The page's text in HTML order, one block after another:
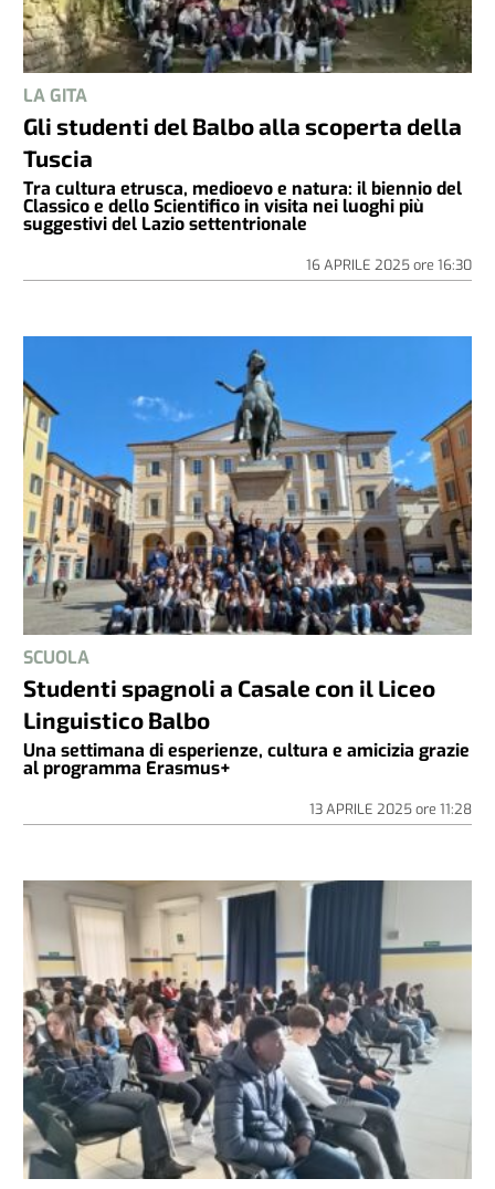
LA GITA
Gli studenti del Balbo alla scoperta della
Tuscia
Tra cultura etrusca, medioevo e natura: il biennio del
Classico e dello Scientifico in visita nei luoghi più
suggestivi del Lazio settentrionale
16 APRILE 2025ore 16:30
SCUOLA
Studenti spagnoli a Casale con il Liceo
Linguistico Balbo
Una settimana di esperienze, cultura e amicizia grazie
al programma Erasmus+
13 APRILE 2025ore 11:28